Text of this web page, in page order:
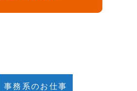
事務系のお仕事